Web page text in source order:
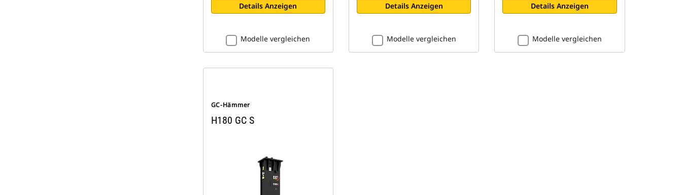
Details Anzeigen
Modelle vergleichen
Details Anzeigen
Modelle vergleichen
Details Anzeigen
Modelle vergleichen
GC-Hämmer
H180 GC S